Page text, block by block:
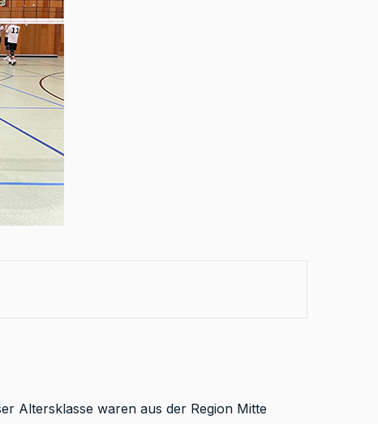
Altersklasse waren aus der Region Mitte